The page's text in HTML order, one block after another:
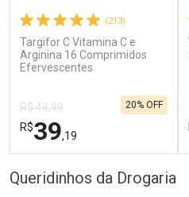
(213)
Targifor C Vitamina C e
Arginina 16 Comprimidos
Efervescentes
R$ 48,99
R$39,19
20% OFF
Queridinhos da Drogaria